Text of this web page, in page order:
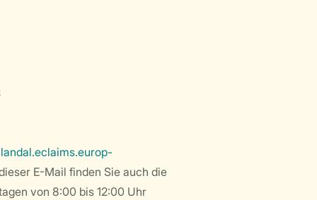
landal.eclaims.europ-
E-Mail finden Sie auch die
von 8:00 bis 12:00 Uhr